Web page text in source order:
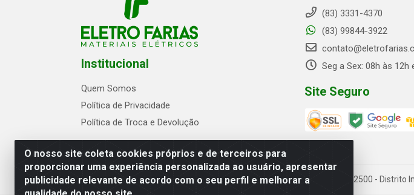
O nosso site coleta cookies próprios e de terceiros para
proporcionar uma experiência personalizada ao usuário, apresentar
publicidade relevante de acordo com o seu perfil e melhorar a
Institucional
Quem Somos
Política de Privacidade
Política de Troca e Devolução
(83) 3331-4370
(83) 99844-3922
Seg a Sex: 08h às 12h
Site Seguro
Eletrofarias Materiais Eletricos - Av. Jorn. Assis Chateaubriand, 2500 - Distrito